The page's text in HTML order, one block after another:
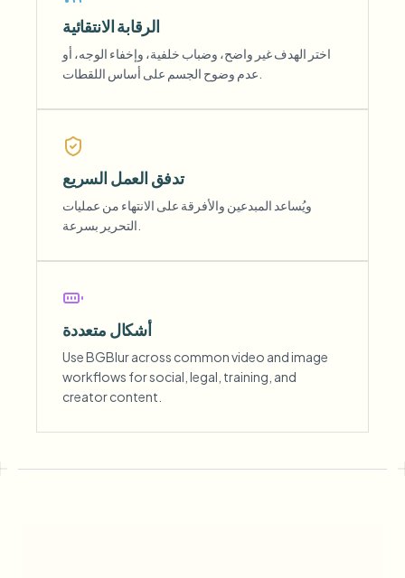
الرقابة الانتقائية
اختر الهدف غير واضح، وضباب خلفية، وإخفاء الوجه، أو
تدفق العمل السريع
ويُساعد المبدعين والأفرقة على الانتهاء من عمليات
أشكال متعددة
Use BGBlur across common video and image
workflows for social, legal, training, and
creator content.